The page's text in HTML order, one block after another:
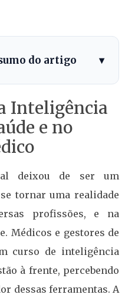
do artigo ▾
Inteligência
e no
deixou de ser um
tornar uma realidade
profissões, e na
Médicos e gestores de
curso de inteligência
à frente, percebendo
dessas ferramentas. A